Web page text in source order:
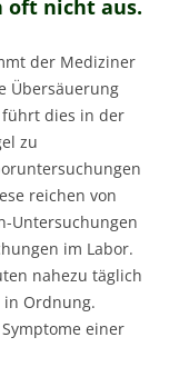
oft nicht aus.
der Mediziner
Übersäuerung
dies in der
zu
reichen von
Untersuchungen
im Labor.
nahezu täglich
Ordnung.
einer